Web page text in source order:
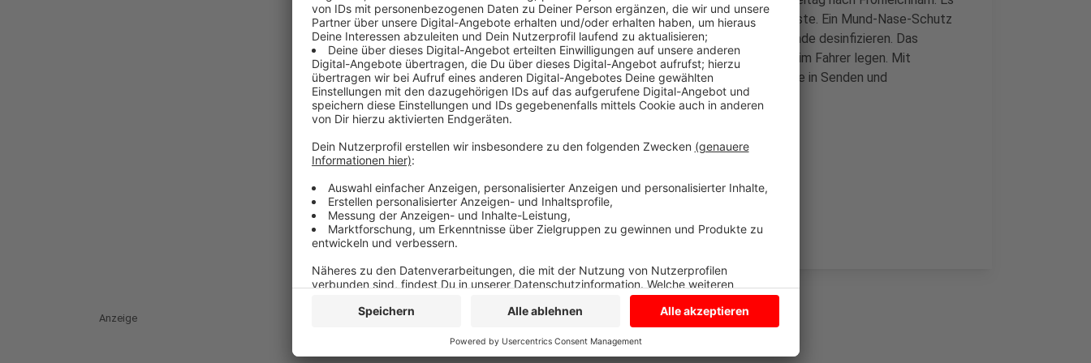
gelten strenge Corona-Regeln zum Schutz der Fahrer und Fahrgäste. Ein Mund-Nase-Schutz
ist für alle Pflicht. Fahrgäste müssen sich beim Einsteigen die Hände desinfizieren. Das
Fahrgeld müssen sie passend dabei haben und auf eine Ablage beim Fahrer legen. Mit
ähnlichen Regeln hatten Anfang der Woche schon die Bürgerbusse in Senden und
Lüdinghausen den Betrieb wieder aufgenommen.
Anzeige
Anzeige